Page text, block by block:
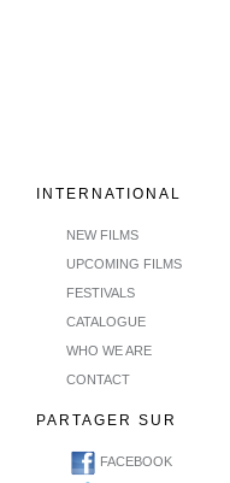
INTERNATIONAL
NEW FILMS
UPCOMING FILMS
FESTIVALS
CATALOGUE
WHO WE ARE
CONTACT
PARTAGER SUR
FACEBOOK